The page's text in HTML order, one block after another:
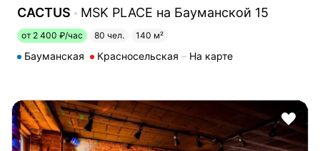
CACTUS MSK PLACE на Бауманской 15
от 2 400 ₽/час 80 чел. 140 м²
Бауманская Красносельская На карте